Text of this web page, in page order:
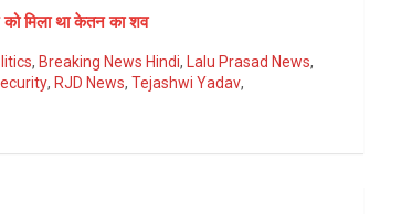
मिला था केतन का शव
, Breaking News Hindi, Lalu Prasad News,
, RJD News,Tejashwi Yadav,